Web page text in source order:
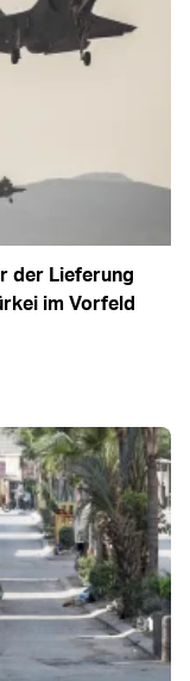
der Lieferung
im Vorfeld